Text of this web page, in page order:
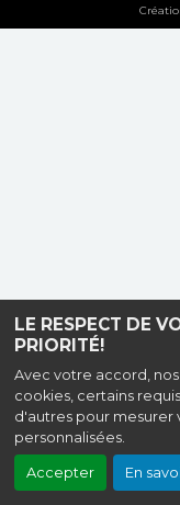
LE RESPECT DE
PRIORITÉ!
Avec votre accord,
cookies, certains
d'autres pour mesurer
personnalisées.
Accepter En